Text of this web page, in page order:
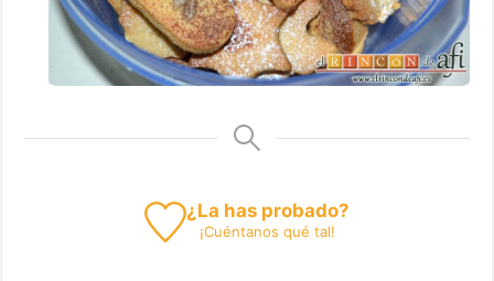
¿La has probado?
¡Cuéntanos qué tal!